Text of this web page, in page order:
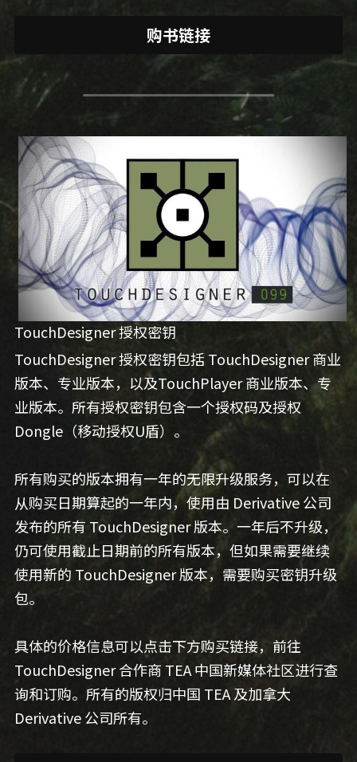
购书链接
TouchDesigner 授权密钥
TouchDesigner 授权密钥包括 TouchDesigner 商业
版本、专业版本，以及TouchPlayer 商业版本、专
业版本。所有授权密钥包含一个授权码及授权
Dongle（移动授权U盾）。
所有购买的版本拥有一年的无限升级服务，可以在
从购买日期算起的一年内，使用由 Derivative 公司
发布的所有 TouchDesigner 版本。一年后不升级，
仍可使用截止日期前的所有版本，但如果需要继续
使用新的 TouchDesigner 版本，需要购买密钥升级
包。
具体的价格信息可以点击下方购买链接，前往
TouchDesigner 合作商 TEA 中国新媒体社区进行查
询和订购。所有的版权归中国 TEA 及加拿大
Derivative 公司所有。